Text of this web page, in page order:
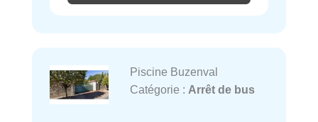
Piscine Buzenval
Catégorie : Arrêt de bus